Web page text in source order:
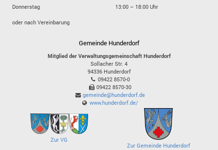
Donnerstag 13:00 – 18:00 Uhr
oder nach Vereinbarung
Gemeinde Hunderdorf
Mitglied der Verwaltungsgemeinschaft Hunderdorf
Sollacher Str. 4
94336 Hunderdorf
09422 8570-0
09422 8570-30
gemeinde@hunderdorf.de
www.hunderdorf.de/
Zur VG
Zur Gemeinde Hunderdorf